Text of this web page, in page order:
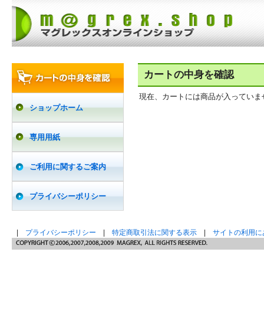
ショップホーム
専用用紙
ご利用に関するご案内
プライバシーポリシー
カートの中身を確認
現在、カートには商品が入っていま
プライバシーポリシー 特定商取引法に関する表示 サイトの利用に